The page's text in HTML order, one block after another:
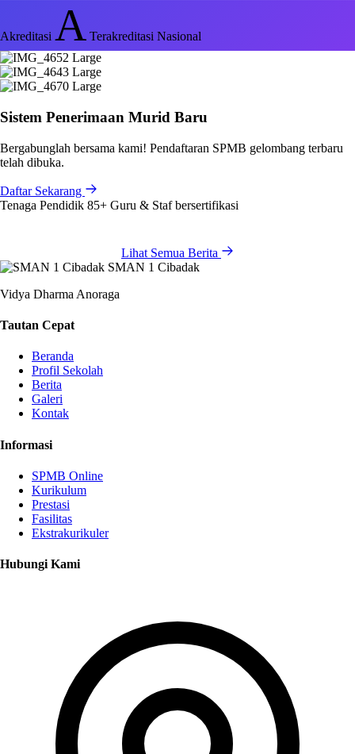
Akreditasi A Terakreditasi Nasional
Sistem Penerimaan Murid Baru
Bergabunglah bersama kami! Pendaftaran SPMB gelombang terbaru
telah dibuka.
Daftar Sekarang
Tenaga Pendidik 85+ Guru & Staf bersertifikasi
Lihat Semua Berita
SMAN 1 Cibadak
Vidya Dharma Anoraga
Tautan Cepat
Beranda
Profil Sekolah
Berita
Galeri
Kontak
Informasi
SPMB Online
Kurikulum
Prestasi
Fasilitas
Ekstrakurikuler
Hubungi Kami